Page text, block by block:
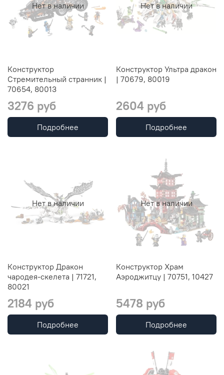
Нет в наличии
Конструктор
Стремительный странник |
70654, 80013
3276 руб
Подробнее
Нет в наличии
Конструктор Ультра дракон
| 70679, 80019
2604 руб
Подробнее
Нет в наличии
Конструктор Дракон
чародея-скелета | 71721,
80021
2184 руб
Подробнее
Нет в наличии
Конструктор Храм
Аэроджитцу | 70751, 10427
5478 руб
Подробнее